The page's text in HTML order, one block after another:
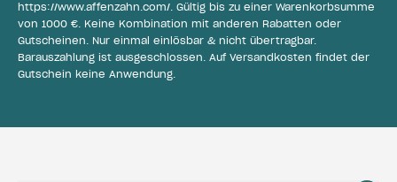
https://www.affenzahn.com/. Gültig bis zu einer Warenkorbsumme
von 1000 €. Keine Kombination mit anderen Rabatten oder
Gutscheinen. Nur einmal einlösbar & nicht übertragbar.
Barauszahlung ist ausgeschlossen. Auf Versandkosten findet der
Gutschein keine Anwendung.